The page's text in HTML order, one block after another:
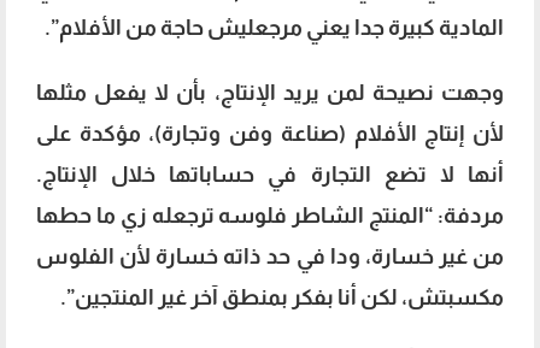
المادية كبيرة جدا يعني مرجعليش حاجة من الأفلام”.
وجهت نصيحة لمن يريد الإنتاج، بأن لا يفعل مثلها
لأن إنتاج الأفلام (صناعة وفن وتجارة)، مؤكدة على
أنها لا تضع التجارة في حساباتها خلال الإنتاج.
مردفة: “المنتج الشاطر فلوسه ترجعله زي ما حطها
من غير خسارة، ودا في حد ذاته خسارة لأن الفلوس
مكسبتش، لكن أنا بفكر بمنطق آخر غير المنتجين”.